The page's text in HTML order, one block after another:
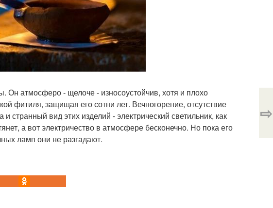
Он атмосферо - щелоче - износоустойчив, хотя и плохо
фитиля, защищая его сотни лет. Вечногорение, отсутствие
странный вид этих изделий - электрический светильник, как
а вот электричество в атмосфере бесконечно. Но пока его
ламп они не разгадают.
⇨